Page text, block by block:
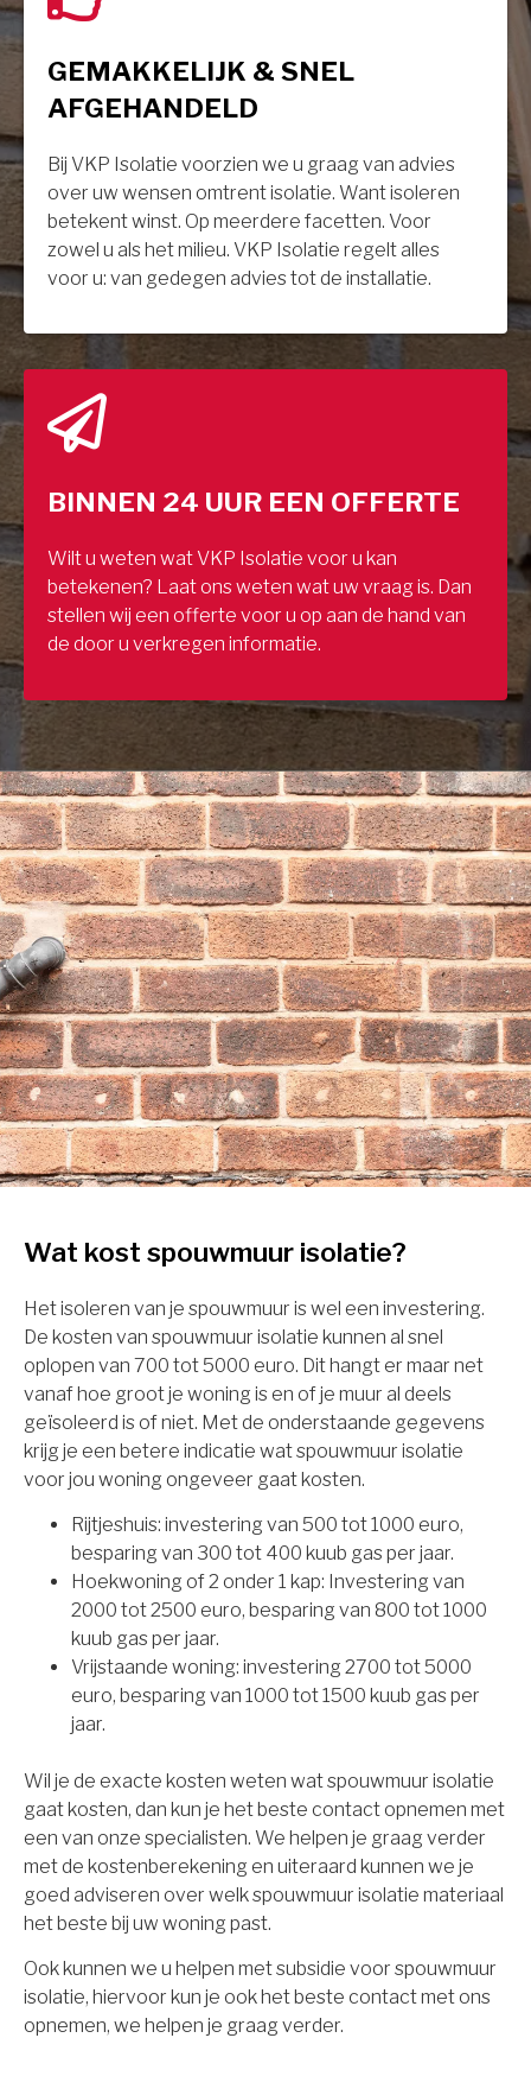
GEMAKKELIJK & SNEL
AFGEHANDELD
Bij VKP Isolatie voorzien we u graag van advies
over uw wensen omtrent isolatie. Want isoleren
betekent winst. Op meerdere facetten. Voor
zowel u als het milieu. VKP Isolatie regelt alles
voor u: van gedegen advies tot de installatie.
BINNEN 24 UUR EEN OFFERTE
Wilt u weten wat VKP Isolatie voor u kan
betekenen? Laat ons weten wat uw vraag is. Dan
stellen wij een offerte voor u op aan de hand van
de door u verkregen informatie.
Wat kost spouwmuur isolatie?
Het isoleren van je spouwmuur is wel een investering.
De kosten van spouwmuur isolatie kunnen al snel
oplopen van 700 tot 5000 euro. Dit hangt er maar net
vanaf hoe groot je woning is en of je muur al deels
geïsoleerd is of niet. Met de onderstaande gegevens
krijg je een betere indicatie wat spouwmuur isolatie
voor jou woning ongeveer gaat kosten.
Rijtjeshuis: investering van 500 tot 1000 euro,
besparing van 300 tot 400 kuub gas per jaar.
Hoekwoning of 2 onder 1 kap: Investering van
2000 tot 2500 euro, besparing van 800 tot 1000
kuub gas per jaar.
Vrijstaande woning: investering 2700 tot 5000
euro, besparing van 1000 tot 1500 kuub gas per
jaar.
Wil je de exacte kosten weten wat spouwmuur isolatie
gaat kosten, dan kun je het beste contact opnemen met
een van onze specialisten. We helpen je graag verder
met de kostenberekening en uiteraard kunnen we je
goed adviseren over welk spouwmuur isolatie materiaal
het beste bij uw woning past.
Ook kunnen we u helpen met subsidie voor spouwmuur
isolatie, hiervoor kun je ook het beste contact met ons
opnemen, we helpen je graag verder.